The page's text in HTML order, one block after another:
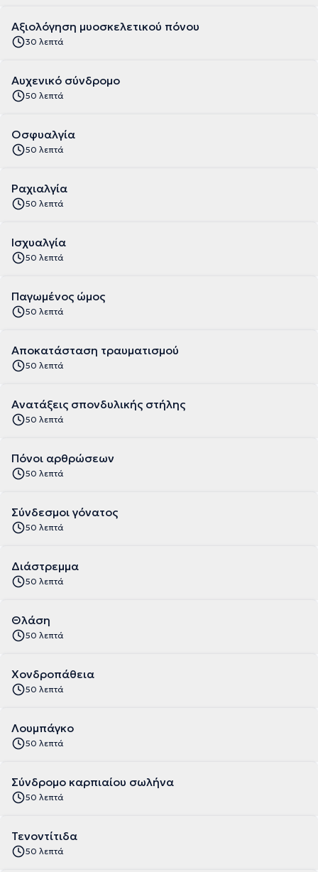
Αξιολόγηση μυοσκελετικού πόνου
30 λεπτά
Αυχενικό σύνδρομο
50 λεπτά
Οσφυαλγία
50 λεπτά
Ραχιαλγία
50 λεπτά
Ισχυαλγία
50 λεπτά
Παγωμένος ώμος
50 λεπτά
Αποκατάσταση τραυματισμού
50 λεπτά
Ανατάξεις σπονδυλικής στήλης
50 λεπτά
Πόνοι αρθρώσεων
50 λεπτά
Σύνδεσμοι γόνατος
50 λεπτά
Διάστρεμμα
50 λεπτά
Θλάση
50 λεπτά
Χονδροπάθεια
50 λεπτά
Λουμπάγκο
50 λεπτά
Σύνδρομο καρπιαίου σωλήνα
50 λεπτά
Τενοντίτιδα
50 λεπτά